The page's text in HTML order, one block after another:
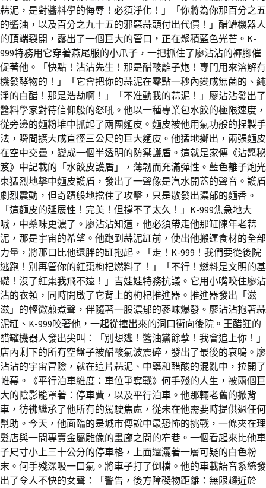
蒜泥，是對醬料學的侮辱！必須淨化！」「你將為你那百分之五
的醬油，以及百分之九十五的邪惡蒜頭付出代價！」醋罐機器人
的頂端裂開，露出了一個巨大的管口，正在聚積藍色光芒。K-
999特務用它穿著燕尾服的小爪子，一把抓住了廖沾沾的褲腳催
促著他。「快點！沾沾先生！那是醋酸離子炮！專門用來溶解有
機發酵物的！」「它會把你的蒜泥在零點一秒內變成無菌的、純
淨的白醋！那是浩劫啊！」「不准動我的蒜泥！」廖沾沾發出了
醬料學家對待信仰般的怒吼。他以一種專業包水餃的極限速度，
從旁邊的麵粉堆中抓起了兩團麵皮。麵皮被他用氣功般的捏製手
法，瞬間擴大成直徑三公尺的巨大麵皮。他猛地擲出，兩張麵皮
在空中交疊，變成一個半透明的防禦護盾。這就是家傳《沾醬秘
笈》中記載的「水餃皮護盾」，薄韌而充滿彈性。藍色離子炮光
束猛烈地擊中麵皮護盾，發出了一聲像是汽水開蓋的聲音。護盾
劇烈震動，但奇蹟般地擋住了攻擊，只是散發出濃郁的麵香。
「這麵皮的延展性！完美！但撐不了太久！」K-999焦急地大
喊，中藥味更濃了。廖沾沾知道，他必須帶走他那缸陳年老蒜
泥，那是宇宙的希望。他跑到蒜泥缸前，使出他搬運食材的全部
力量，將那口比他還胖的缸抱起。「走！K-999！我們要從後院
逃跑！別再管你的紅棗枸杞燃料了！」「不行！燃料是文明的基
礎！沒了紅棗我飛不遠！」吉娃娃特務抗議。它用小嘴咬住廖沾
沾的衣領，同時開啟了它背上的枸杞推進器。推進器發出「滋
滋」的輕微煎煮聲，伴隨著一股濃郁的蔘味爆發。廖沾沾抱著蒜
泥缸、K-999咬著他，一起從撞出來的洞口衝向後院。王醋狂的
醋罐機器人發出尖叫：「別想逃！醬油黨餘孽！我會追上你！」
店內剩下的所有空盤子被醋酸氣波震碎，發出了最後的哀鳴。廖
沾沾的宇宙冒險，就在這片蒜泥、中藥和醋酸的混亂中，拉開了
帷幕。《平行泊車維度：車位爭奪戰》何手殘的人生，被兩個巨
大的陰影籠罩著：停車費，以及平行泊車。他那輛老舊的掀背
車，彷彿繼承了他所有的駕駛焦慮，從未在他需要時提供過任何
幫助。今天，他面臨的是城市傳說中最恐怖的挑戰，一條夾在理
髮店與一間專賣金屬雕像的畫廊之間的窄巷。一個看起來比他車
子尺寸小上三十公分的停車格，上面還灑著一層可疑的白色粉
末。何手殘深吸一口氣。將車子打了倒檔。他的車載語音系統發
出了令人不快的女聲：「警告，後方障礙物距離：無限趨近於